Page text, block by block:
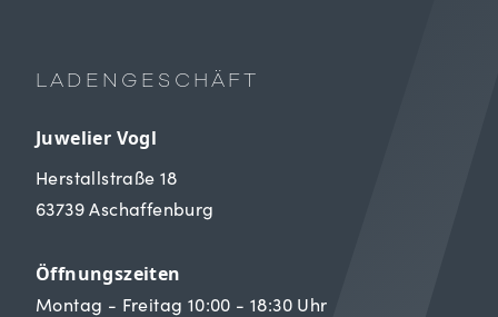
LADENGESCHÄFT
Juwelier Vogl
Herstallstraße 18
63739 Aschaffenburg
Öffnungszeiten
Montag - Freitag 10:00 - 18:30 Uhr